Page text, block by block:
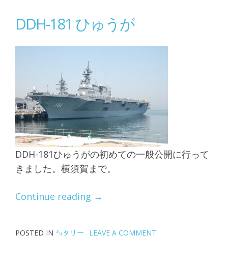
DDH-181 ひゅうが
DDH-181ひゅうがの初めての一般公開に行って
きました。横須賀まで。
Continue reading “DDH-
ゅ
→
POSTED IN ㍉タリー LEAVE A COMMENT